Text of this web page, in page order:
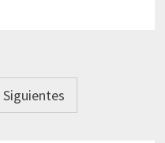
Siguientes